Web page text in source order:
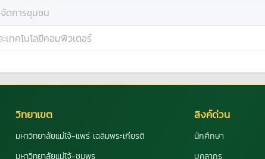
ดการชุมชน
เทคโนโลยีคอมพิวเตอร์
วิทยาเขต
มหาวิทยาลัยแม่โจ้-แพร่ เฉลิมพระเกียรติ
มหาวิทยาลัยแม่โจ้-ชุมพร
ลิงค์ด่วน
นักศึกษา
บุคลากร